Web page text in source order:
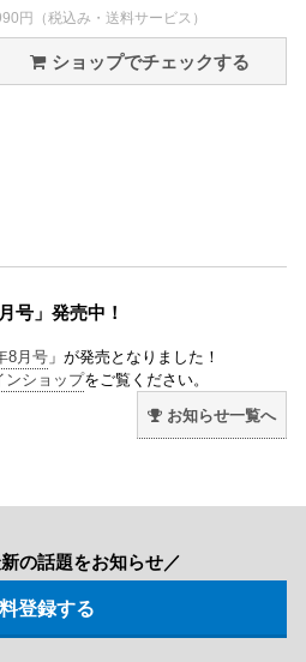
円（税込み・送料サービス）
ショップでチェックする
号」発売中！
8月号 」が発売となりました！
ンショップをご覧ください。
お知らせ一覧へ
の話題をお知らせ／